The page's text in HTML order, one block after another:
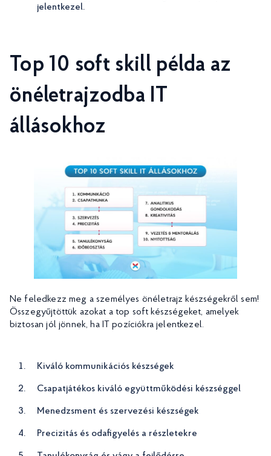
jelentkezel.
Top 10 soft skill példa az
önéletrajzodba IT
állásokhoz
Ne feledkezz meg a személyes önéletrajz készségekről sem!
Összegyűjtöttük azokat a top soft készségeket, amelyek
biztosan jól jönnek, ha IT pozíciókra jelentkezel.
Kiváló kommunikációs készségek
Csapatjátékos kiváló együttműködési készséggel
Menedzsment és szervezési készségek
Precizitás és odafigyelés a részletekre